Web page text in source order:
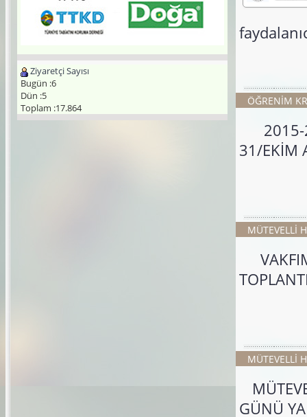
Ziyaretçi Sayısı
Bugün :6
Dün :5
Toplam :17.864
ÖĞRENİM
2015-
31/EKİM
MÜTEVELLİ
MÜTEVELLİ
GÜNÜ